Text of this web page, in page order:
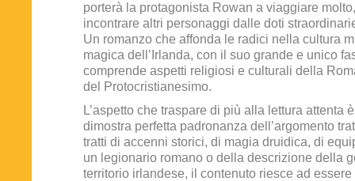
porterà la protagonista Rowan a viaggiare
incontrare altri personaggi dalle doti
Un romanzo che affonda le radici nella cultura
magica dell’Irlanda, con il suo grande e unico
comprende aspetti religiosi e culturali della
del Protocristianesimo.
L’aspetto che traspare di più alla lettura attenta
dimostra perfetta padronanza dell’argomento
tratti di accenni storici, di magia druidica, di
un legionario romano o della descrizione della
territorio irlandese, il contenuto riesce ad